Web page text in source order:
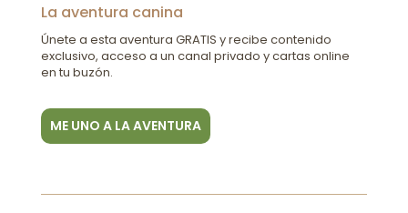
La aventura canina
Únete a esta aventura GRATIS y recibe contenido
exclusivo, acceso a un canal privado y cartas online
en tu buzón.
ME UNO A LA AVENTURA